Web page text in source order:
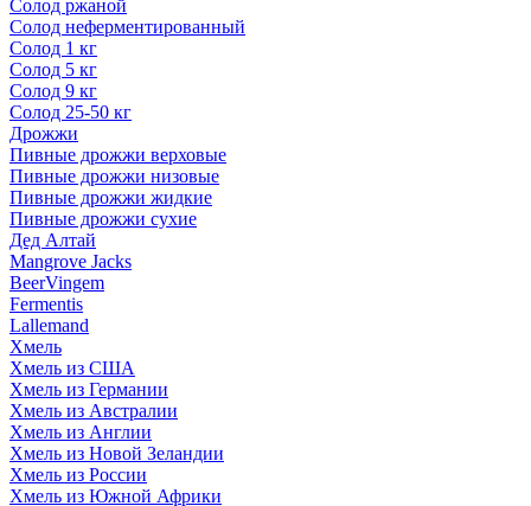
Солод ржаной
Солод неферментированный
Солод 1 кг
Солод 5 кг
Солод 9 кг
Солод 25-50 кг
Дрожжи
Пивные дрожжи верховые
Пивные дрожжи низовые
Пивные дрожжи жидкие
Пивные дрожжи сухие
Дед Алтай
Mangrove Jacks
BeerVingem
Fermentis
Lallemand
Хмель
Хмель из США
Хмель из Германии
Хмель из Австралии
Хмель из Англии
Хмель из Новой Зеландии
Хмель из России
Хмель из Южной Африки